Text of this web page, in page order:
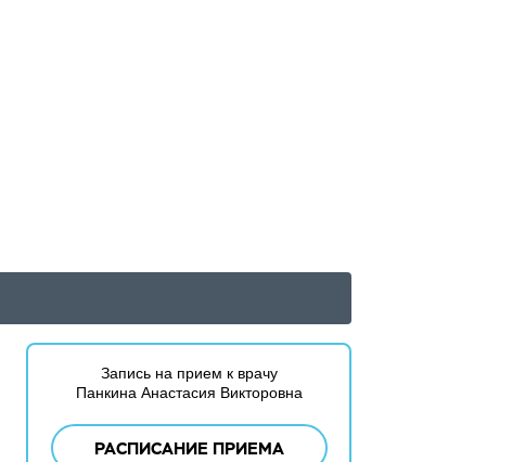
Запись на прием к врачу
Панкина Анастасия Викторовна
РАСПИСАНИЕ ПРИЕМА